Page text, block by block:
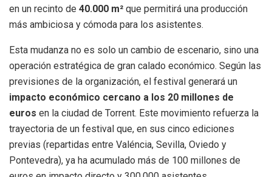
en un recinto de 40.000 m² que permitirá una producción
más ambiciosa y cómoda para los asistentes.
Esta mudanza no es solo un cambio de escenario, sino una
operación estratégica de gran calado económico. Según las
previsiones de la organización, el festival generará un
impacto económico cercano a los 20 millones de
euros en la ciudad de Torrent. Este movimiento refuerza la
trayectoria de un festival que, en sus cinco ediciones
previas (repartidas entre Valéncia, Sevilla, Oviedo y
Pontevedra), ya ha acumulado más de 100 millones de